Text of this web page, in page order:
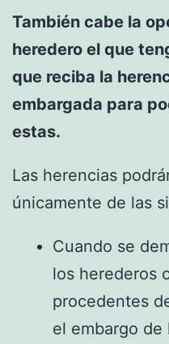
También cabe la
heredero el que
que reciba la
embargada para
estas.
Las herencias
únicamente de las
Cuando se
los herederos
procedentes
el embargo de